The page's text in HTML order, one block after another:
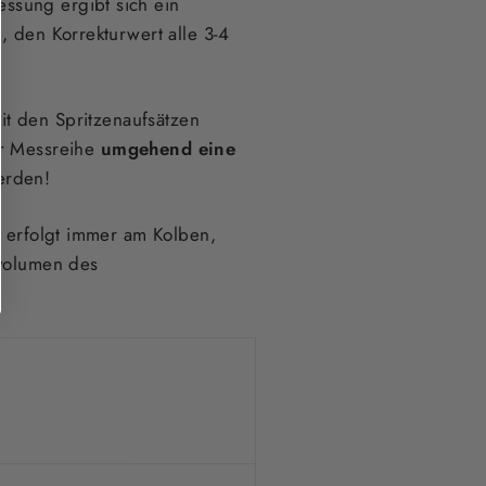
den Korrekturwert alle 3-4
den Spritzenaufsätzen
umgehend eine
immer am Kolben,
des